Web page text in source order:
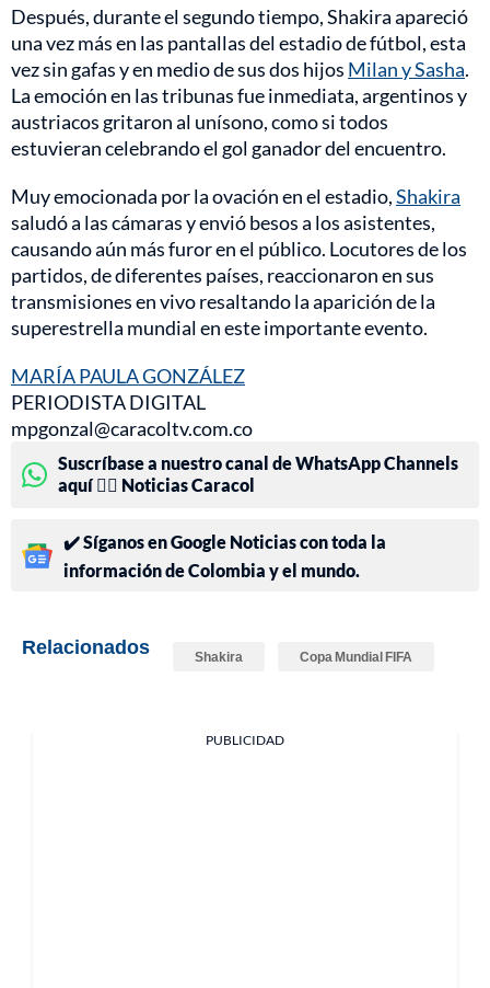
Después, durante el segundo tiempo, Shakira apareció
una vez más en las pantallas del estadio de fútbol, esta
vez sin gafas y en medio de sus dos hijos Milan y Sasha.
La emoción en las tribunas fue inmediata, argentinos y
austriacos gritaron al unísono, como si todos
estuvieran celebrando el gol ganador del encuentro.
Muy emocionada por la ovación en el estadio,Shakira
saludó a las cámaras y envió besos a los asistentes,
causando aún más furor en el público. Locutores de los
partidos, de diferentes países, reaccionaron en sus
transmisiones en vivo resaltando la aparición de la
superestrella mundial en este importante evento.
MARÍA PAULA GONZÁLEZ
PERIODISTA DIGITAL
mpgonzal@caracoltv.com.co
Suscríbase a nuestro canal de WhatsApp Channels
aquí 👉🏻 Noticias Caracol
✔️ Síganos en Google Noticias con toda la
información de Colombia y el mundo.
Relacionados Shakira Copa Mundial FIFA
PUBLICIDAD